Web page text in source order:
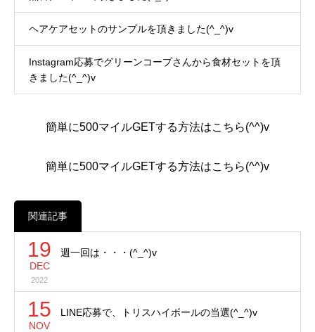
ヘアケアセットのサンプルを頂きました(^_^)v
Instagram応募でグリーンコープさんから食材セットを頂
きました(^_^)v
簡単に500マイルGETする方法はこちら(^^)v
簡単に500マイルGETする方法はこちら(^^)v
関連記事
19
DEC
2022
週一回は・・・(^_^)v
15
NOV
LINE応募で、トリスハイボールの当選(^_^)v